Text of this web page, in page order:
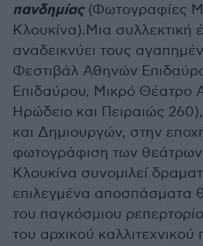
πανδημίας(Φωτογραφίες
Κλουκίνα).Μια συλλεκτική
αναδεικνύει τους
Φεστιβάλ Αθηνών
Επιδαύρου, Μικρό Θέατρο
Ηρώδειο και Πειραιώς
και Δημιουργών, στην
φωτογράφιση των
Κλουκίνα συνομιλεί
επιλεγμένα αποσπάσματα
του παγκόσμιου
του αρχικού